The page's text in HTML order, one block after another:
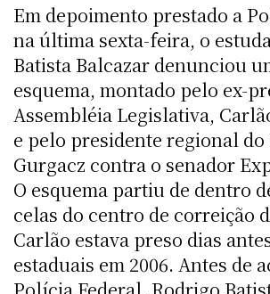
Em depoimento prestado a
na última sexta-feira, o
Batista Balcazar denunciou
esquema, montado pelo ex-
Assembléia Legislativa,
e pelo presidente regional do
Gurgacz contra o senador
O esquema partiu de dentro
celas do centro de correição
Carlão estava preso dias
estaduais em 2006. Antes de
Polícia Federal, Rodrigo